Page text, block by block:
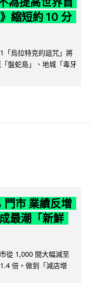
縮短約 10 分
「烏拉特克的詛咒」將
盤蛇島」、地城「毒牙
門市 業績反增
最潮「新鮮
從 1,000 間大幅減至
倍。做到「減店增